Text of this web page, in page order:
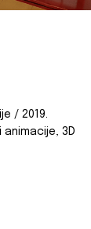
/ 2019.
animacije, 3D